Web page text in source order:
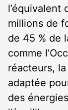
l’équivalent
millions de
de 45 % de
comme
réacteurs,
adaptée
des